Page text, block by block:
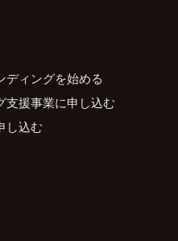
ディングを始める
支援事業に申し込む
し込む